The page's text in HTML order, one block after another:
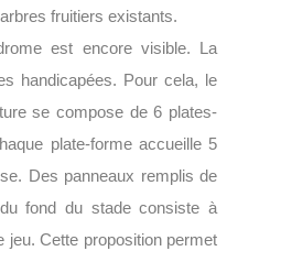
fruitiers existants.
est encore visible. La
handicapées. Pour cela, le
se compose de 6 plates-
plate-forme accueille 5
Des panneaux remplis de
fond du stade consiste à
jeu. Cette proposition permet